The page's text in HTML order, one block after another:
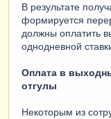
В результате
формируется
должны оплатить
однодневной
Оплата в
отгулы
Некоторым из